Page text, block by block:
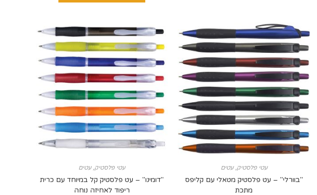
עטי פלסטיק ,עטים
"בוורלי" – עט פלסטיק מטאלי עם קליפס
מתכת
עטי פלסטיק ,עטים
"דומינו" – עט פלסטיק קל במיוחד עם כרית
ריפוד לאחיזה נוחה